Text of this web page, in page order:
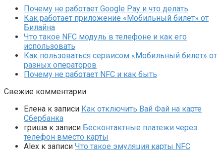
Почему не работает Google Pay и что делать
Как работает приложение «Мобильный билет» от
Билайна
Что такое NFC модуль в телефоне и как его
использовать
Как пользоваться сервисом «Мобильный билет» от
разных операторов
Почему не работает NFC и как быть
Свежие комментарии
Елена к записи Как отключить Вай Фай на карте
Сбербанка
гриша к записи Бесконтактные платежи через
телефон вместо карты
Alex к записи Что такое эмуляция карты NFC